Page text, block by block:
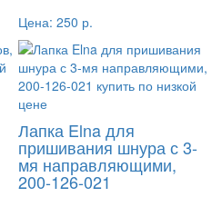
Цена: 250 р.
Лапка Elna для
пришивания шнура с 3-
мя направляющими,
200-126-021